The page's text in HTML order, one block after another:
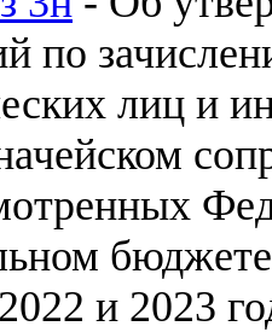
по
лиц и
и 2023